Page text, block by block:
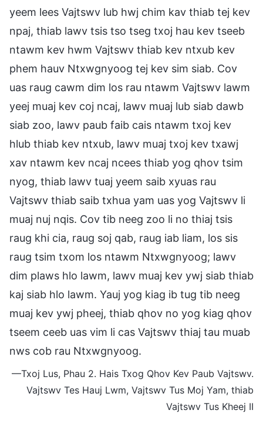
yeem lees Vajtswv lub hwj chim kav thiab tej kev
npaj, thiab lawv tsis tso tseg txoj hau kev tseeb
ntawm kev hwm Vajtswv thiab kev ntxub kev
phem hauv Ntxwgnyoog tej kev sim siab. Cov
uas raug cawm dim los rau ntawm Vajtswv lawm
yeej muaj kev coj ncaj, lawv muaj lub siab dawb
siab zoo, lawv paub faib cais ntawm txoj kev
hlub thiab kev ntxub, lawv muaj txoj kev txawj
xav ntawm kev ncaj ncees thiab yog qhov tsim
nyog, thiab lawv tuaj yeem saib xyuas rau
Vajtswv thiab saib txhua yam uas yog Vajtswv li
muaj nuj nqis. Cov tib neeg zoo li no thiaj tsis
raug khi cia, raug soj qab, raug iab liam, los sis
raug tsim txom los ntawm Ntxwgnyoog; lawv
dim plaws hlo lawm, lawv muaj kev ywj siab thiab
kaj siab hlo lawm. Yauj yog kiag ib tug tib neeg
muaj kev ywj pheej, thiab qhov no yog kiag qhov
tseem ceeb uas vim li cas Vajtswv thiaj tau muab
nws cob rau Ntxwgnyoog.
—Txoj Lus, Phau 2. Hais Txog Qhov Kev Paub Vajtswv.
Vajtswv Tes Hauj Lwm, Vajtswv Tus Moj Yam, thiab
Vajtswv Tus Kheej II